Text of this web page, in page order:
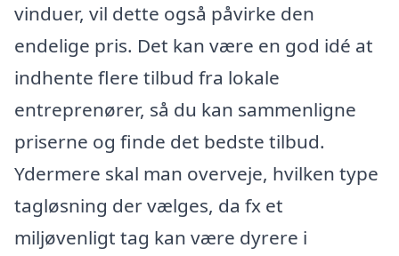
vinduer, vil dette også påvirke den
endelige pris. Det kan være en god idé at
indhente flere tilbud fra lokale
entreprenører, så du kan sammenligne
priserne og finde det bedste tilbud.
Ydermere skal man overveje, hvilken type
tagløsning der vælges, da fx et
miljøvenligt tag kan være dyrere i